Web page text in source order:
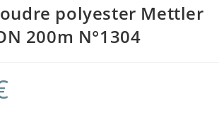
polyester Mettler
200m N°1304